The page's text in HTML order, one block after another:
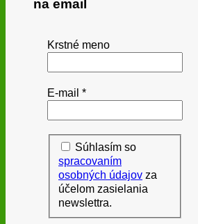
na email
Krstné meno
E-mail *
Súhlasím so
spracovaním
osobných údajov za
účelom zasielania
newslettra.